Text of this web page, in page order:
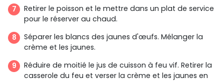
Retirer le poisson et le mettre dans un plat de service
pour le réserver au chaud.
Séparer les blancs des jaunes d'œufs. Mélanger la
crème et les jaunes.
Réduire de moitié le jus de cuisson à feu vif. Retirer la
casserole du feu et verser la crème et les jaunes en